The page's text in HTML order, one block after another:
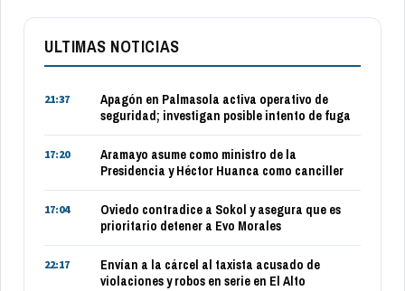
ULTIMAS NOTICIAS
21:37
Apagón en Palmasola activa operativo de
seguridad; investigan posible intento de fuga
17:20
Aramayo asume como ministro de la
Presidencia y Héctor Huanca como canciller
17:04
Oviedo contradice a Sokol y asegura que es
prioritario detener a Evo Morales
22:17
Envían a la cárcel al taxista acusado de
violaciones y robos en serie en El Alto